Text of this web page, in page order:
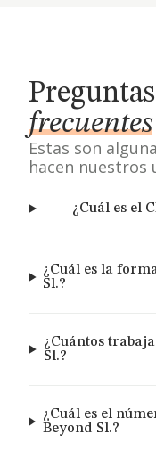
Preguntas
frecuentes
Estas son
hacen nuestros
¿Cuál es el
¿Cuál es la
Sl.?
¿Cuántos
Sl.?
¿Cuál es el
Beyond Sl.?